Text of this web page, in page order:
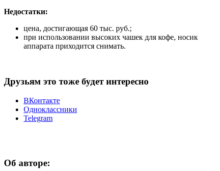
Недостатки:
цена, достигающая 60 тыс. руб.;
при использовании высоких чашек для кофе, носик
аппарата приходится снимать.
Друзьям это тоже будет интересно
ВКонтакте
Одноклассники
Telegram
Об авторе: